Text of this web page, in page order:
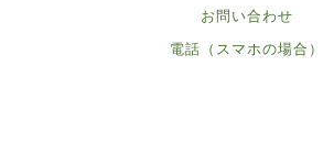
お問い合わせ
電話（スマホの場合）